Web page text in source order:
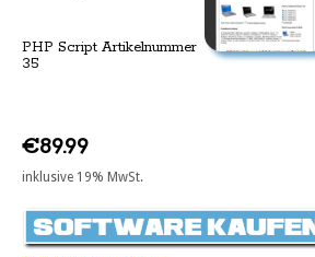
PHP Script Artikelnummer
35
€89.99
inklusive 19% MwSt.